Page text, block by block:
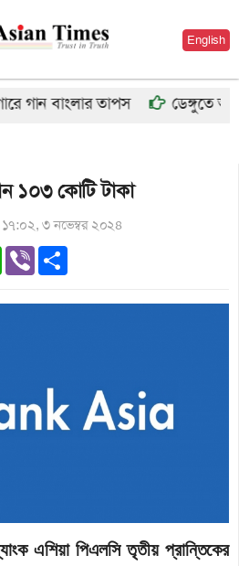
English
গান বাংলার তাপস ডেঙ্গুতে আরও
১০৩ কোটি টাকা
১৭:০২, ৩ নভেম্বর ২০২৪
WhatsApp
Viber
এশিয়া পিএলসি তৃতীয় প্রান্তিকের